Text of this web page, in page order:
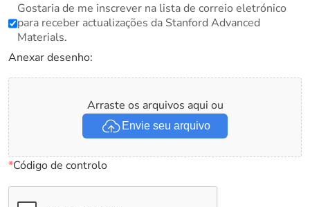
Gostaria de me inscrever na lista de correio eletrónico
para receber actualizações da Stanford Advanced
Materials.
Anexar desenho:
Arraste os arquivos aqui ou
Envie seu arquivo
*Código de controlo